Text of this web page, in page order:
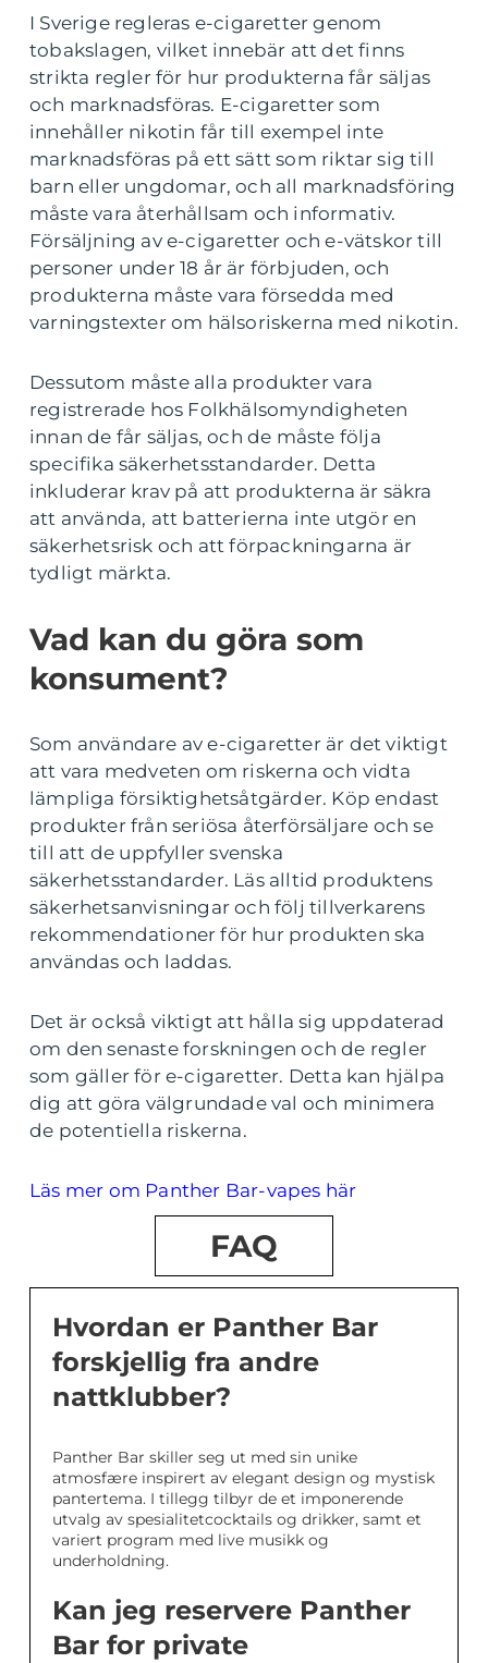
I Sverige regleras e-cigaretter genom
tobakslagen, vilket innebär att det finns
strikta regler för hur produkterna får säljas
och marknadsföras. E-cigaretter som
innehåller nikotin får till exempel inte
marknadsföras på ett sätt som riktar sig till
barn eller ungdomar, och all marknadsföring
måste vara återhållsam och informativ.
Försäljning av e-cigaretter och e-vätskor till
personer under 18 år är förbjuden, och
produkterna måste vara försedda med
varningstexter om hälsoriskerna med nikotin.
Dessutom måste alla produkter vara
registrerade hos Folkhälsomyndigheten
innan de får säljas, och de måste följa
specifika säkerhetsstandarder. Detta
inkluderar krav på att produkterna är säkra
att använda, att batterierna inte utgör en
säkerhetsrisk och att förpackningarna är
tydligt märkta.
Vad kan du göra som
konsument?
Som användare av e-cigaretter är det viktigt
att vara medveten om riskerna och vidta
lämpliga försiktighetsåtgärder. Köp endast
produkter från seriösa återförsäljare och se
till att de uppfyller svenska
säkerhetsstandarder. Läs alltid produktens
säkerhetsanvisningar och följ tillverkarens
rekommendationer för hur produkten ska
användas och laddas.
Det är också viktigt att hålla sig uppdaterad
om den senaste forskningen och de regler
som gäller för e-cigaretter. Detta kan hjälpa
dig att göra välgrundade val och minimera
de potentiella riskerna.
Läs mer om Panther Bar-vapes här
FAQ
Hvordan er Panther Bar
forskjellig fra andre
nattklubber?
Panther Bar skiller seg ut med sin unike
atmosfære inspirert av elegant design og mystisk
pantertema. I tillegg tilbyr de et imponerende
utvalg av spesialitetcocktails og drikker, samt et
variert program med live musikk og
underholdning.
Kan jeg reservere Panther
Bar for private